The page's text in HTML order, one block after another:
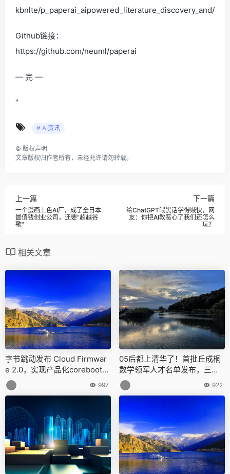
kbnlte/p_paperai_aipowered_literature_discovery_and/
Github链接：
https://github.com/neuml/paperai
— 完 —
“
# AI资讯
© 版权声明
文章版权归作者所有，未经允许请勿转载。
上一篇
一个漫画上色AI厂，成了全日本
最值钱创业公司，还要“超越谷
歌”
下一篇
给ChatGPT喂黑话学得贼快，网
友：你把AI教恶心了我们还怎么
玩？
相关文章
字节跳动发布 Cloud Firmwar
e 2.0，实现产品化coreboot固
件解决方案
997
05后都上清华了！首批丘成桐
数学领军人才名单发布，三位
菲尔兹奖得主为其授课，周末
就来学校报到
922